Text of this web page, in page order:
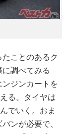
ことのあるク
調べてみる
ジンカートを
る。タイヤは
でいく。おま
ンが必要で、